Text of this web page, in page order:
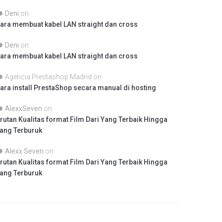
Deni on
membuat kabel LAN straight dan cross
Deni on
membuat kabel LAN straight dan cross
Agencia Prestashop Madrid on
install PrestaShop secara manual di hosting
AlexxSeven on
Kualitas format Film Dari Yang Terbaik Hingga
Terburuk
Alexx Seven on
Kualitas format Film Dari Yang Terbaik Hingga
Terburuk